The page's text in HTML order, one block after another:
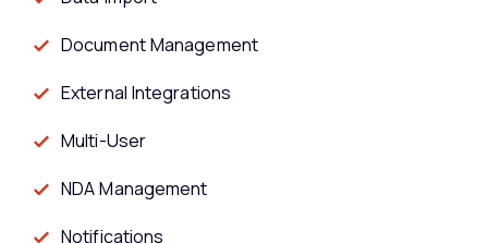
Document Management
External Integrations
Multi-User
NDA Management
Notifications